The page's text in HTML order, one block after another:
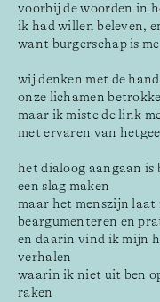
voorbij de woorden in
ik had willen beleven,
want burgerschap is
wij denken met de
onze lichamen
maar ik miste de link
met ervaren van
het dialoog aangaan is
een slag maken
maar het menszijn
beargumenteren en
en daarin vind ik mijn
verhalen
waarin ik niet uit ben
raken